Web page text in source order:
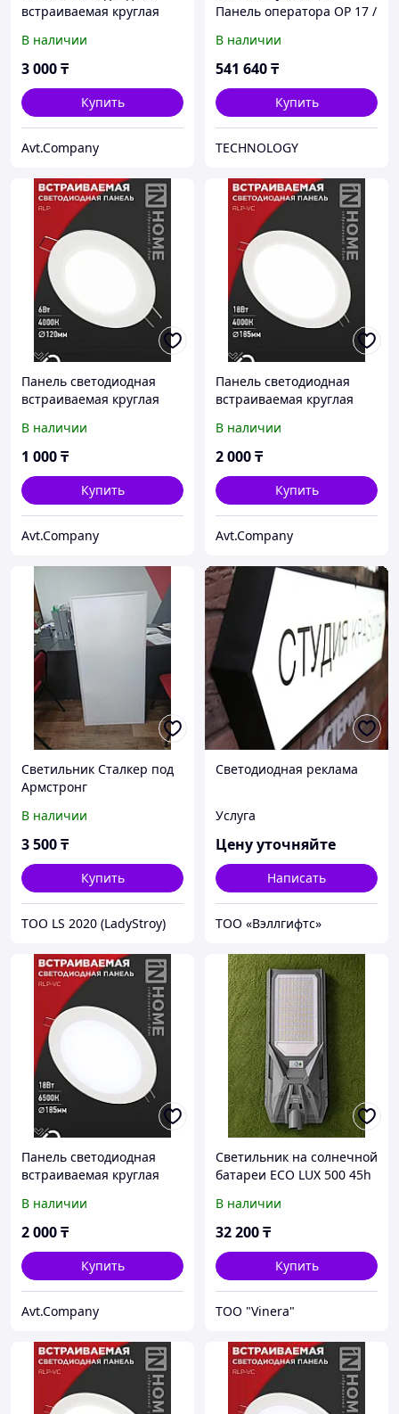
встраиваемая круглая
1440Лм 300мм белая IP40
IN HOME
В наличии
3 000₸
Купить
Avt.Company
Панель оператора OP 17 /
В наличии
541 640₸
Купить
TECHNOLOGY
Панель светодиодная
встраиваемая круглая
120мм белая IP40 IN
HOME
В наличии
1 000₸
Купить
Avt.Company
Панель светодиодная
встраиваемая круглая
1440Лм 185мм белая IP40
IN HOME
В наличии
2 000₸
Купить
Avt.Company
Светильник Сталкер под
Армстронг
В наличии
3 500₸
Купить
ТОО LS 2020 (LadyStroy)
Светодиодная реклама
Услуга
Цену уточняйте
Написать
ТОО «Вэллгифтс»
Панель светодиодная
встраиваемая круглая
1440Лм 185мм белая IP40
IN HOME
В наличии
2 000₸
Купить
Avt.Company
Светильник на солнечной
батареи ECO LUX 500 45h
В наличии
32 200₸
Купить
TOO "Vinera"